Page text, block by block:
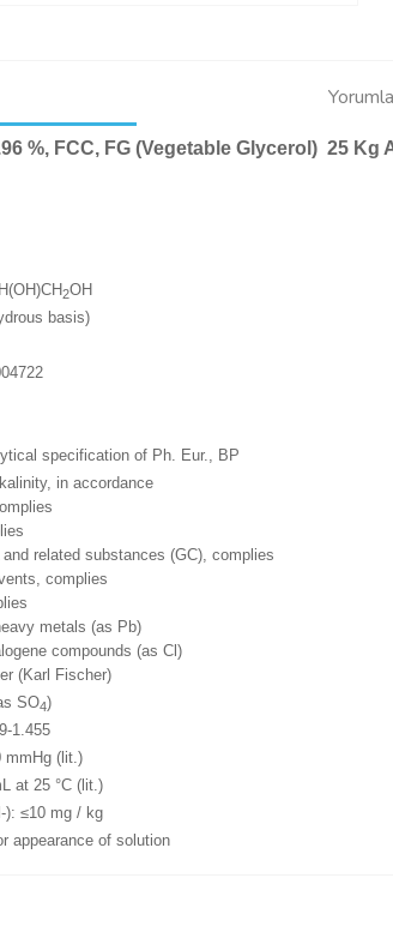
%, FCC, FG (Vegetable Glycerol) 25 Kg
2OH
basis)
specification of Ph. Eur., BP
in accordance
and related substances (GC), complies
complies
metals (as Pb)
compounds (as Cl)
(Karl Fischer)
SO4)
1.455
mmHg (lit.)
at 25 °C (lit.)
): ≤10 mg / kg
appearance of solution